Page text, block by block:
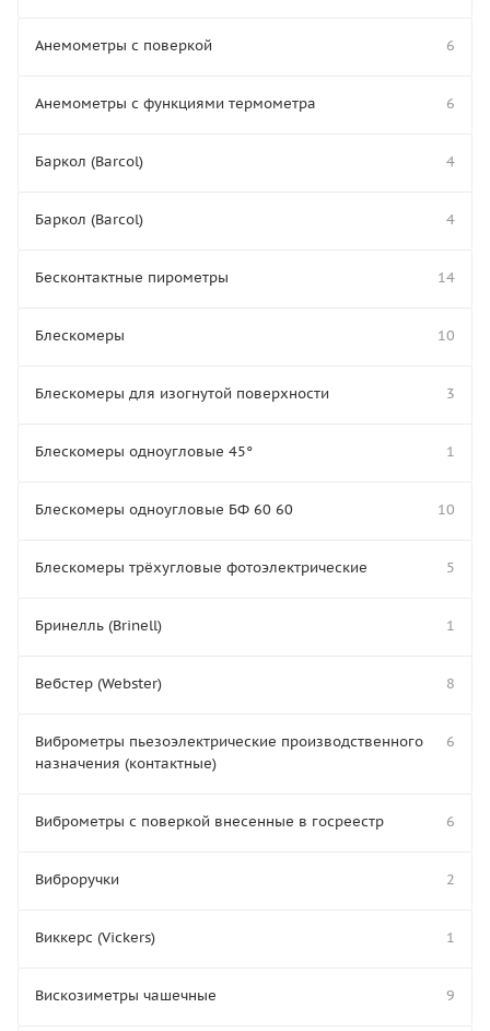
Анемометры с поверкой 6
Анемометры с функциями термометра 6
Баркол (Barcol) 4
Баркол (Barcol) 4
Бесконтактные пирометры 14
Блескомеры 10
Блескомеры для изогнутой поверхности 3
Блескомеры одноугловые 45° 1
Блескомеры одноугловые БФ 60 60 10
Блескомеры трёхугловые фотоэлектрические 5
Бринелль (Brinell) 1
Вебстер (Webster) 8
Виброметры пьезоэлектрические производственного
назначения (контактные)
6
Виброметры с поверкой внесенные в госреестр 6
Виброручки 2
Виккерс (Vickers) 1
Вискозиметры чашечные 9